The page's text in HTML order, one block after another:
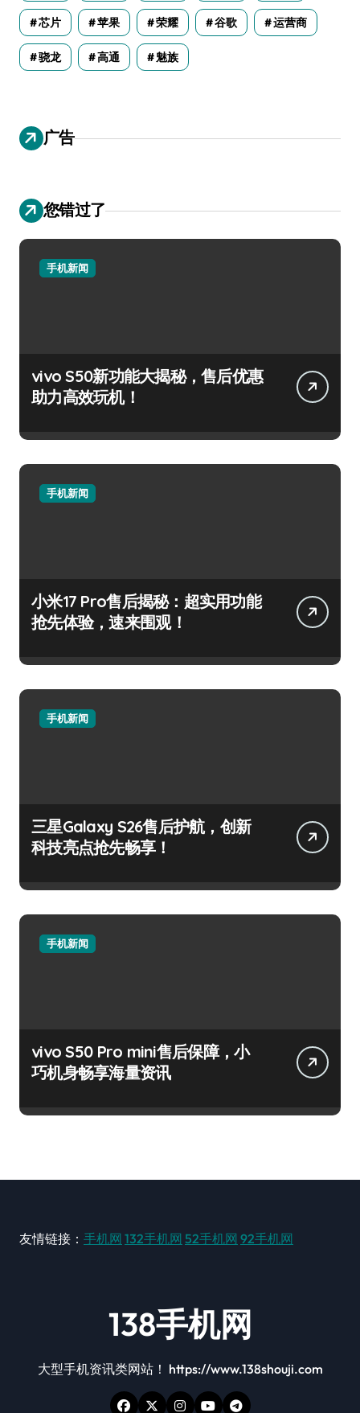
芯片 苹果 荣耀 谷歌 运营商
骁龙 高通 魅族
广告
您错过了
手机新闻
vivo S50新功能大揭秘，售后优惠
助力高效玩机！
手机新闻
小米17 Pro售后揭秘：超实用功能
抢先体验，速来围观！
手机新闻
三星Galaxy S26售后护航，创新
科技亮点抢先畅享！
手机新闻
vivo S50 Pro mini售后保障，小
巧机身畅享海量资讯
友情链接： 手机网 132手机网 52手机网 92手机网
138手机网
大型手机资讯类网站！ https://www.138shouji.com